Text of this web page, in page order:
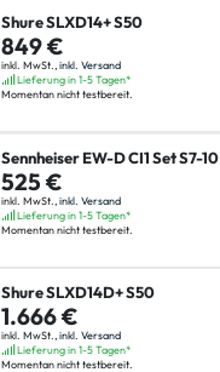
Shure SLXD14+ S50
849 €
inkl. MwSt., inkl. Versand
Lieferung in 1-5 Tagen*
Momentan nicht testbereit.
Sennheiser EW-D CI1 Set S7-10
525 €
inkl. MwSt., inkl. Versand
Lieferung in 1-5 Tagen*
Momentan nicht testbereit.
Shure SLXD14D+ S50
1.666 €
inkl. MwSt., inkl. Versand
Lieferung in 1-5 Tagen*
Momentan nicht testbereit.